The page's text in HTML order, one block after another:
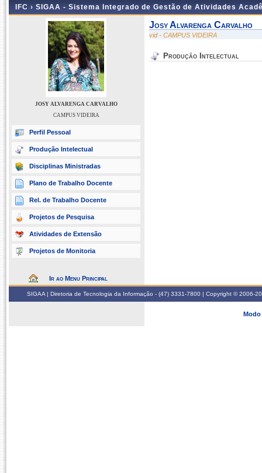
IFC › SIGAA - Sistema Integrado de Gestão de Atividades
JOSY ALVARENGA CARVALHO
CAMPUS VIDEIRA
Perfil Pessoal
Produção Intelectual
Disciplinas Ministradas
Plano de Trabalho Docente
Rel. de Trabalho Docente
Projetos de Pesquisa
Atividades de Extensão
Projetos de Monitoria
Ir ao Menu Principal
Josy Alvarenga Carvalho
vid - CAMPUS VIDEIRA
Produção Intelectual
SIGAA | Diretoria de Tecnologia da Informação - (47) 3331-7800 | Copyright © 2006-
Modo